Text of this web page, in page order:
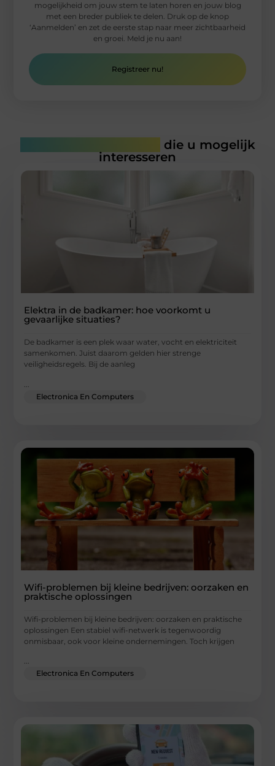
mogelijkheid om jouw stem te laten horen en jouw blog
met een breder publiek te delen. Druk op de knop
‘Aanmelden’ en zet de eerste stap naar meer zichtbaarheid
en groei. Meld je nu aan!
Registreer nu!
die u mogelijk
interesseren
Elektra in de badkamer: hoe voorkomt u
gevaarlijke situaties?
De badkamer is een plek waar water, vocht en elektriciteit
samenkomen. Juist daarom gelden hier strenge
veiligheidsregels. Bij de aanleg
Electronica En Computers
Wifi-problemen bij kleine bedrijven: oorzaken en
praktische oplossingen
Wifi-problemen bij kleine bedrijven: oorzaken en praktische
oplossingen Een stabiel wifi-netwerk is tegenwoordig
onmisbaar, ook voor kleine ondernemingen. Toch krijgen
...
Electronica En Computers